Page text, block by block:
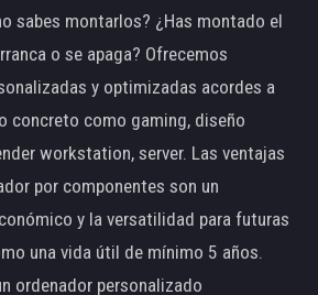
sabes montarlos? ¿Has montado el
o se apaga? Ofrecemos
y optimizadas acordes a
concreto como gaming, diseño
workstation, server. Las ventajas
por componentes son un
y la versatilidad para futuras
una vida útil de mínimo 5 años.
ordenador personalizado